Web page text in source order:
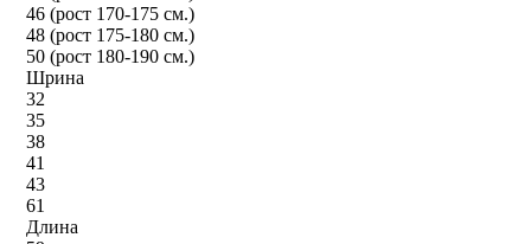
46 (рост 170-175 см.)
48 (рост 175-180 см.)
50 (рост 180-190 см.)
Шрина
32
35
38
41
43
61
Длина